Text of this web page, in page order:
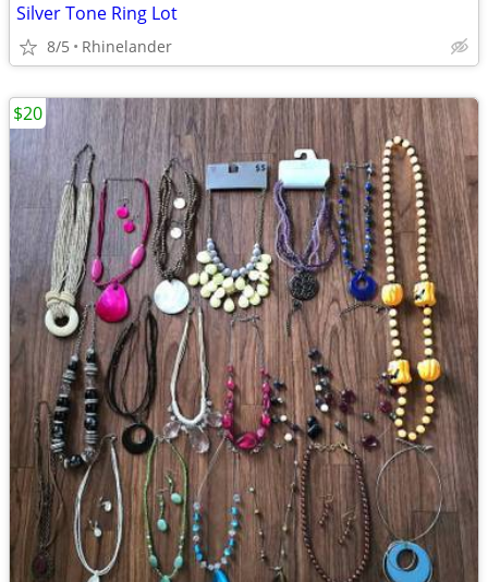
Silver Tone Ring Lot
8/5 Rhinelander
$20